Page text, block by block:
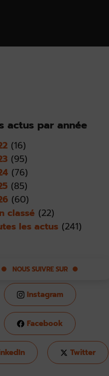
actus par année
(16)
(95)
(76)
(85)
(60)
classé (22)
les actus(241)
NOUS SUIVRE SUR
Instagram
Facebook
Twitter